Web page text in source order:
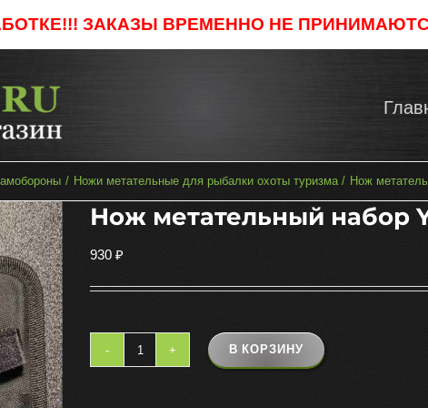
ЗАКАЗЫ ВРЕМЕННО НЕ
Ножи метательные для рыбалки охоты туризма Нож
Нож метательный набор
930 ₽
Количество
В КОРЗИНУ